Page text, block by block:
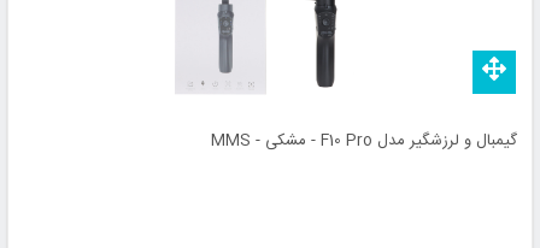
گیمبال و لرزشگیر مدل F10 Pro - مشکی - MMS